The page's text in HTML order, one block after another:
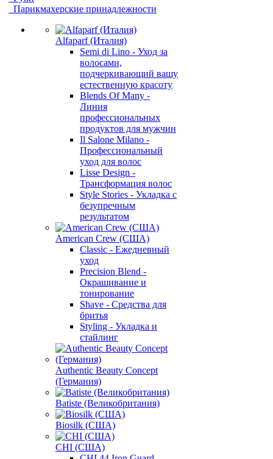
Парикмахерские принадлежности
Alfaparf (Италия)
Semi di Lino - Уход за
волосами,
подчеркивающий вашу
естественную красоту
Blends Of Many -
Линия
профессиональных
продуктов для мужчин
Il Salone Milano -
Профессиональный
уход для волос
Lisse Design -
Трансформация волос
Style Stories - Укладка с
безупречным
результатом
American Crew (США)
Classic - Ежедневный
уход
Precision Blend -
Окрашивание и
тонирование
Shave - Средства для
бритья
Styling - Укладка и
стайлинг
Authentic Beauty Concept
(Германия)
Batiste (Великобритания)
Biosilk (США)
CHI (США)